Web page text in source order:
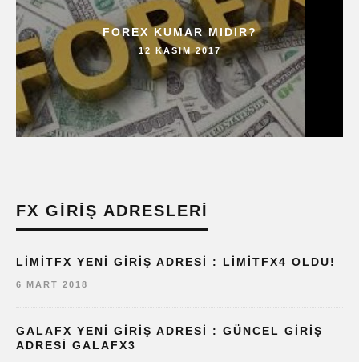
FOREX KUMAR MIDIR?
12 KASIM 2017
FX GIRIŞ ADRESLERI
LIMITFX YENI GIRIŞ ADRESI : LIMITFX4 OLDU!
6 MART 2018
GALAFX YENI GIRIŞ ADRESI : GÜNCEL GIRIŞ
ADRESI GALAFX3